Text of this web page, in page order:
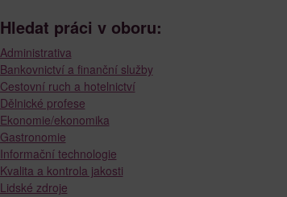
Hledat práci v oboru:
Administrativa
Bankovnictví a finanční služby
Cestovní ruch a hotelnictví
Dělnické profese
Ekonomie/ekonomika
Gastronomie
Informační technologie
Kvalita a kontrola jakosti
Lidské zdroje